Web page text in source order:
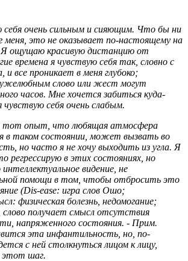
себя очень сильным и сияющим. Что бы ни
меня, это не оказывает по-настоящему на
Я ощущаю красивую дистанцию от
времена я чувствую себя так, словно с
и все проникает в меня глубоко;
слово или жест могут
часов. Мне хочется забиться куда-
чувствую себя очень слабым.
опыт, что любящая атмосфера
я в таком состоянии, может вызвать во
но часто я не хочу выходить из угла. Я
регрессирую в этих состояниях, но
видение, не
помощи в том, чтобы отбросить это
(Dis-ease: игра слов Ошо;
физическая болезнь, недомогание;
слово получает смысл отсутствия
напряженного состояния. - Прим.
эта инфантильность, но, по-
с ней столкнуться лицом к лицу,
этот шаг.